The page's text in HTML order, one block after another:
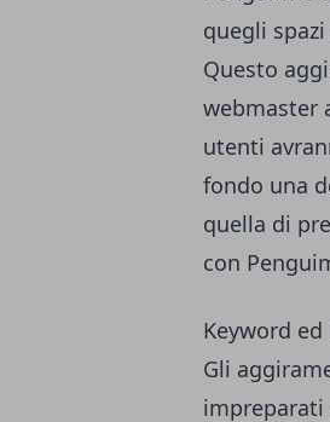
quegli
Questo
webmaster
utenti
fondo una
quella di
con
Keyword
Gli
impreparati